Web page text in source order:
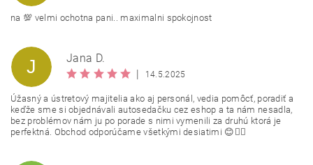
na 💯 velmi ochotna pani.. maximalni spokojnost
J
Jana D.
14.5.2025
Úžasný a ústretový majitelia ako aj personál, vedia pomôcť, poradiť a
keďže sme si objednávali autosedačku cez eshop a ta nám nesadla,
bez problémov nám ju po porade s nimi vymenili za druhú ktorá je
perfektná. Obchod odporúčame všetkými desiatimi 😊👍🏻